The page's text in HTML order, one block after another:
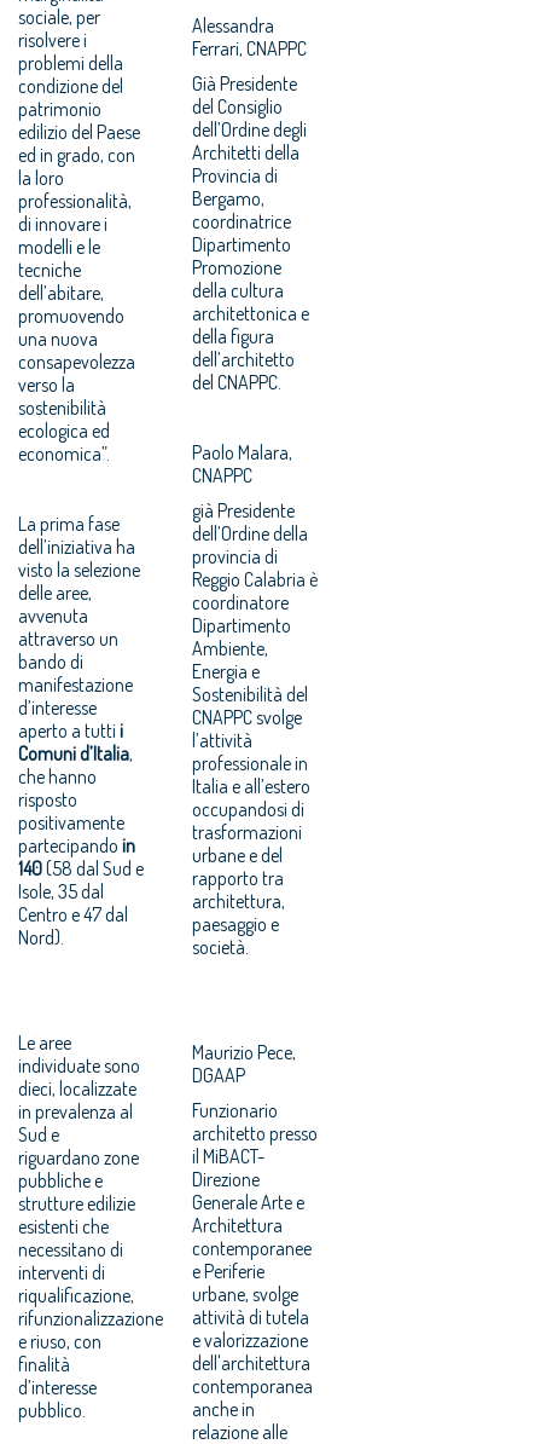
sociale, per
risolvere i
problemi della
condizione del
patrimonio
edilizio del Paese
ed in grado, con
la loro
professionalità,
di innovare i
modelli e le
tecniche
dell’abitare,
promuovendo
una nuova
consapevolezza
verso la
sostenibilità
ecologica ed
economica”.
La prima fase
dell’iniziativa ha
visto la selezione
delle aree,
avvenuta
attraverso un
bando di
manifestazione
d’interesse
aperto a tutti i
Comuni d’Italia,
che hanno
risposto
positivamente
partecipando in
140(58 dal Sud e
Isole, 35 dal
Centro e 47 dal
Nord).
Le aree
individuate sono
dieci, localizzate
in prevalenza al
Sud e
riguardano zone
pubbliche e
strutture edilizie
esistenti che
necessitano di
interventi di
riqualificazione,
rifunzionalizzazione
e riuso, con
finalità
d’interesse
pubblico.
Alessandra
Ferrari, CNAPPC
Già Presidente
del Consiglio
dell’Ordine degli
Architetti della
Provincia di
Bergamo,
coordinatrice
Dipartimento
Promozione
della cultura
architettonica e
della figura
dell’architetto
del CNAPPC.
Paolo Malara,
CNAPPC
già Presidente
dell’Ordine della
provincia di
Reggio Calabria è
coordinatore
Dipartimento
Ambiente,
Energia e
Sostenibilità del
CNAPPC svolge
l’attività
professionale in
Italia e all’estero
occupandosi di
trasformazioni
urbane e del
rapporto tra
architettura,
paesaggio e
società.
Maurizio Pece,
DGAAP
Funzionario
architetto presso
il MiBACT-
Direzione
Generale Arte e
Architettura
contemporanee
e Periferie
urbane, svolge
attività di tutela
e valorizzazione
dell'architettura
contemporanea
anche in
relazione alle